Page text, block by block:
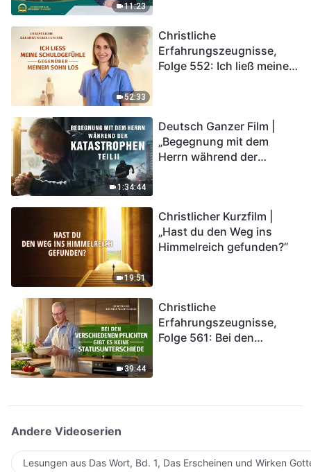
11:23
52:33
Christliche
Erfahrungszeugnisse,
Folge 552: Ich ließ meine
1:34:44
Deutsch Ganzer Film |
„Begegnung mit dem
Herrn während der
in das Königreich Gottes
eintreten?
19:51
Christlicher Kurzfilm |
„Hast du den Weg ins
Himmelreich gefunden?“
39:44
Christliche
Erfahrungszeugnisse,
Folge 561: Bei den
Andere Videoserien
Lesungen aus Das Wort, Bd. 1, Das Erscheinen und Wirken